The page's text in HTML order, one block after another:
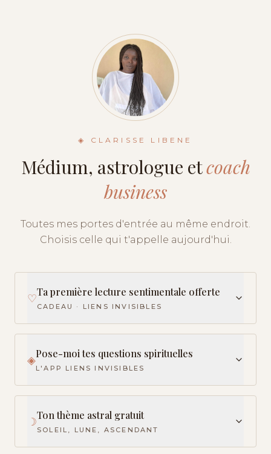
◈ CLARISSE LIBENE
Médium, astrologue etcoach
business
Toutes mes portes d'entrée au même endroit.
Choisis celle qui t'appelle aujourd'hui.
♡Ta première lecture sentimentale offerte
CADEAU · LIENS INVISIBLES
◈Pose-moi tes questions spirituelles
L'APP LIENS INVISIBLES
☽Ton thème astral gratuit
SOLEIL, LUNE, ASCENDANT